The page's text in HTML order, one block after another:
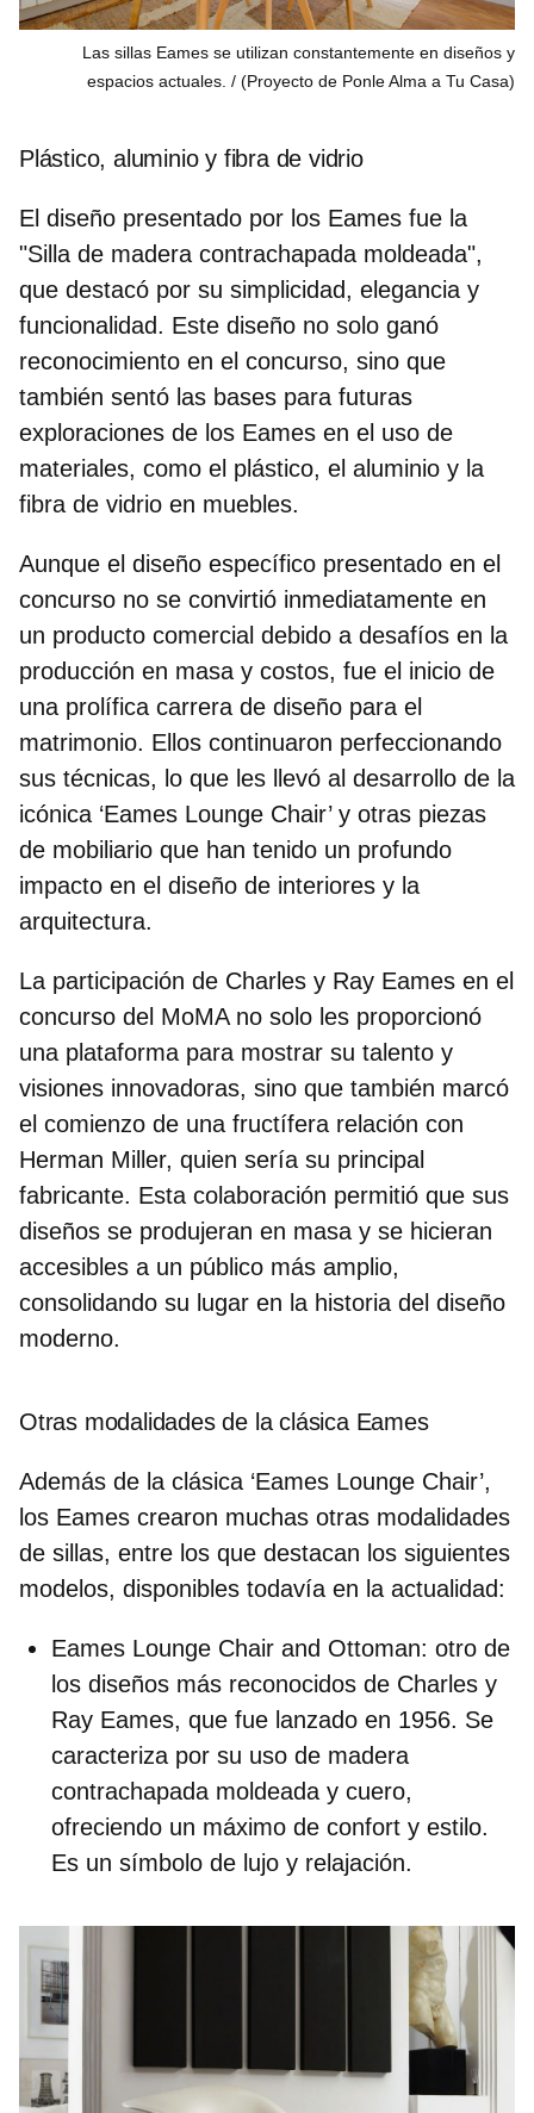
Las sillas Eames se utilizan constantemente en diseños y
espacios actuales.
(Proyecto de Ponle Alma a Tu Casa)
Plástico, aluminio y fibra de vidrio
El diseño presentado por los Eames fue la
"Silla de madera contrachapada moldeada",
que destacó por su simplicidad, elegancia y
funcionalidad. Este diseño no solo ganó
reconocimiento en el concurso, sino que
también sentó las bases para futuras
exploraciones de los Eames en el uso de
materiales, como el plástico, el aluminio y la
fibra de vidrio en muebles.
Aunque el diseño específico presentado en el
concurso no se convirtió inmediatamente en
un producto comercial debido a desafíos en la
producción en masa y costos, fue el inicio de
una prolífica carrera de diseño para el
matrimonio. Ellos continuaron perfeccionando
sus técnicas, lo que les llevó al desarrollo de la
icónica ‘Eames Lounge Chair’ y otras piezas
de mobiliario que han tenido un profundo
impacto en el diseño de interiores y la
arquitectura.
La participación de Charles y Ray Eames en el
concurso del MoMA no solo les proporcionó
una plataforma para mostrar su talento y
visiones innovadoras, sino que también marcó
el comienzo de una fructífera relación con
Herman Miller, quien sería su principal
fabricante. Esta colaboración permitió que sus
diseños se produjeran en masa y se hicieran
accesibles a un público más amplio,
consolidando su lugar en la historia del diseño
moderno.
Otras modalidades de la clásica Eames
Además de la clásica ‘Eames Lounge Chair’,
los Eames crearon muchas otras modalidades
de sillas, entre los que destacan los siguientes
modelos, disponibles todavía en la actualidad:
Eames Lounge Chair and Ottoman: otro de
los diseños más reconocidos de Charles y
Ray Eames, que fue lanzado en 1956. Se
caracteriza por su uso de madera
contrachapada moldeada y cuero,
ofreciendo un máximo de confort y estilo.
Es un símbolo de lujo y relajación.